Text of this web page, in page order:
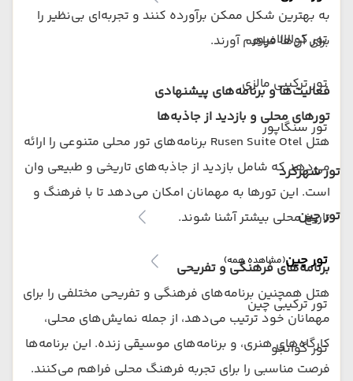
تور کوالالامپور
تور ترکیبی مالزی
تور سنگاپور
تور شهرکرد
تور چین
تور چین(مشاهده همه)
تور ترکیبی چین
تور گوانجو
به بهترین شکل ممکن برآورده کنند و تجربه‌ای بی‌نظیر را
برای آن‌ها فراهم آورند.
فعالیت‌ها و برنامه‌های پیشنهادی
تورهای محلی و بازدید از جاذبه‌ها
هتل Rusen Suite Otel برنامه‌های تور محلی متنوعی را ارائه
می‌دهد که شامل بازدید از جاذبه‌های تاریخی و طبیعی وان
است. این تورها به مهمانان امکان می‌دهد تا با فرهنگ و
تاریخ محلی بیشتر آشنا شوند.
برنامه‌های فرهنگی و تفریحی
هتل همچنین برنامه‌های فرهنگی و تفریحی مختلفی را برای
مهمانان خود ترتیب می‌دهد، از جمله نمایش‌های محلی،
کارگاه‌های هنری، و برنامه‌های موسیقی زنده. این برنامه‌ها
فرصت مناسبی را برای تجربه فرهنگ محلی فراهم می‌کنند.